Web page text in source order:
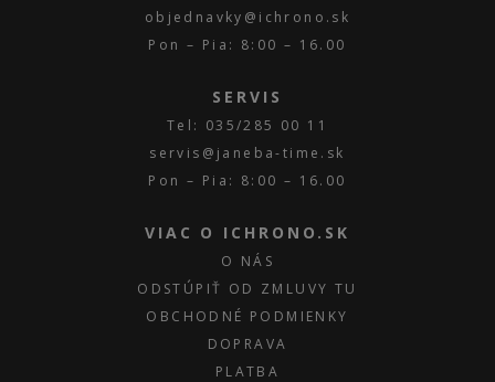
objednavky@ichrono.sk
Pon – Pia: 8:00 – 16.00
SERVIS
Tel: 035/285 00 11
servis@janeba-time.sk
Pon – Pia: 8:00 – 16.00
VIAC O ICHRONO.SK
O NÁS
ODSTÚPIŤ OD ZMLUVY TU
OBCHODNÉ PODMIENKY
DOPRAVA
PLATBA